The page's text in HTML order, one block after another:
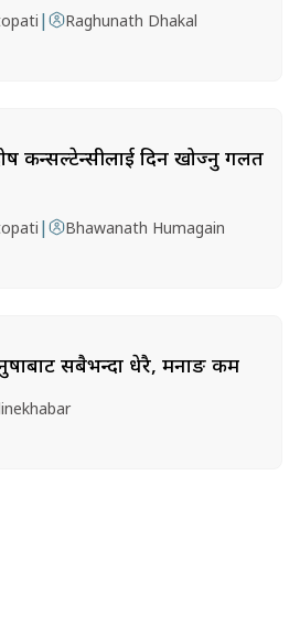
| Raghunath Dhakal
दोष कन्सल्टेन्सीलाई दिन खोज्नु गलत
| Bhawanath Humagain
सबैभन्दा धेरै, मनाङ कम